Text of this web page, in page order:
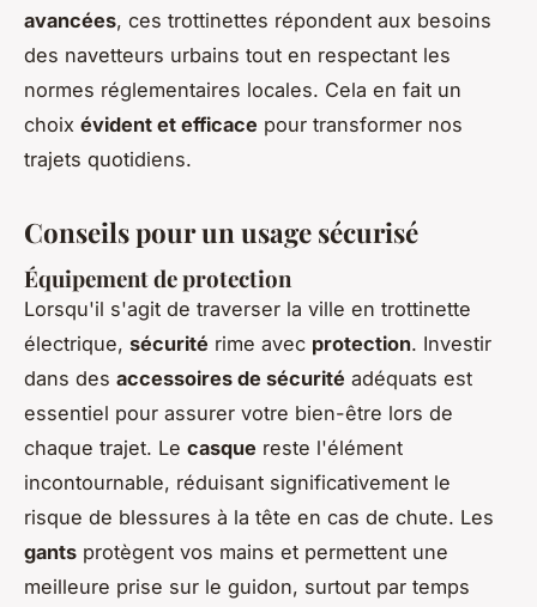
avancées, ces trottinettes répondent aux besoins
des navetteurs urbains tout en respectant les
normes réglementaires locales. Cela en fait un
choix évident et efficace pour transformer nos
trajets quotidiens.
Conseils pour un usage sécurisé
Équipement de protection
Lorsqu'il s'agit de traverser la ville en trottinette
électrique, sécurité rime avec protection. Investir
dans des accessoires de sécurité adéquats est
essentiel pour assurer votre bien-être lors de
chaque trajet. Le casque reste l'élément
incontournable, réduisant significativement le
risque de blessures à la tête en cas de chute. Les
gants protègent vos mains et permettent une
meilleure prise sur le guidon, surtout par temps